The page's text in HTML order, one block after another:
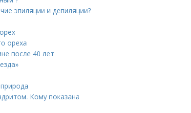
эпиляции и депиляции?
ореха
после 40 лет
Кому показана